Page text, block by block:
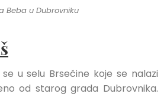
Beba u Dubrovniku
u selu Brsečine koje se nalazi
od starog grada Dubrovnika.